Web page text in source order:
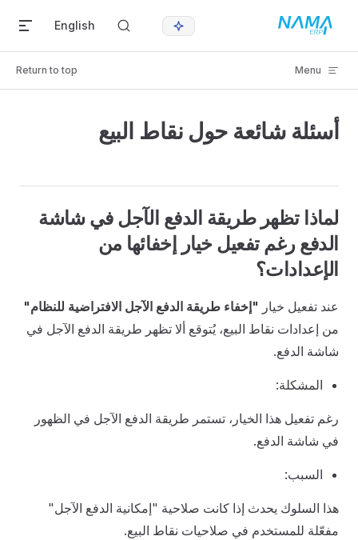
Skip to content
English
Menu
Return to top
أسئلة شائعة حول نقاط البيع
لماذا تظهر طريقة الدفع الآجل في شاشة
الدفع رغم تفعيل خيار إخفائها من
الإعدادات؟
عند تفعيل خيار "إخفاء طريقة الدفع الآجل الافتراضية للنظام"
من إعدادات نقاط البيع، يُتوقع ألا تظهر طريقة الدفع الآجل في
شاشة الدفع.
المشكلة:
رغم تفعيل هذا الخيار، تستمر طريقة الدفع الآجل في الظهور
في شاشة الدفع.
السبب:
هذا السلوك يحدث إذا كانت صلاحية "إمكانية الدفع الآجل"
مفعّلة للمستخدم في صلاحيات نقاط البيع.